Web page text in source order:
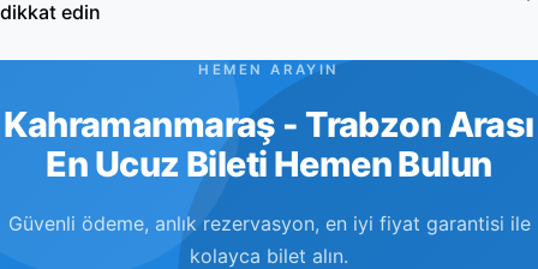
dikkat edin
HEMEN ARAYIN
Kahramanmaraş - Trabzon Arası
En Ucuz Bileti Hemen Bulun
Güvenli ödeme, anlık rezervasyon, en iyi fiyat garantisi ile
kolayca bilet alın.